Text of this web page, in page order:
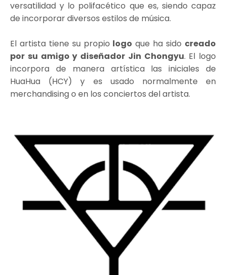
versatilidad y lo polifacético que es, siendo capaz
de incorporar diversos estilos de música.
El artista tiene su propio logo que ha sido creado
por su amigo y diseñador Jin Chongyu. El logo
incorpora de manera artística las iniciales de
HuaHua (HCY) y es usado normalmente en
merchandising o en los conciertos del artista.